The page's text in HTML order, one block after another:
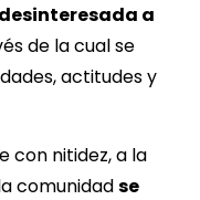
a
de la cual se
actitudes y
con nitidez, a la
comunidadse